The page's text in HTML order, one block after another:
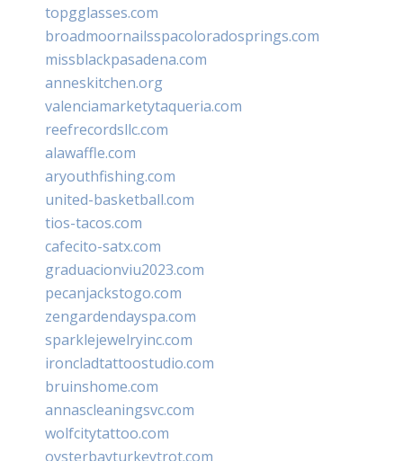
topgglasses.com
broadmoornailsspacoloradosprings.com
missblackpasadena.com
anneskitchen.org
valenciamarketytaqueria.com
reefrecordsllc.com
alawaffle.com
aryouthfishing.com
united-basketball.com
tios-tacos.com
cafecito-satx.com
graduacionviu2023.com
pecanjackstogo.com
zengardendayspa.com
sparklejewelryinc.com
ironcladtattoostudio.com
bruinshome.com
annascleaningsvc.com
wolfcitytattoo.com
oysterbayturkeytrot.com